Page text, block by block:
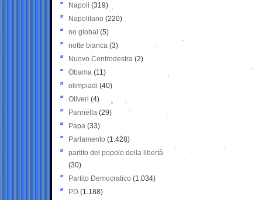
Napoli (319)
Napolitano (220)
no global (5)
notte bianca (3)
Nuovo Centrodestra (2)
Obama (11)
olimpiadi (40)
Oliveri (4)
Pannella (29)
Papa (33)
Parlamento (1.428)
partito del popolo della libertà
(30)
Partito Democratico (1.034)
PD (1.188)